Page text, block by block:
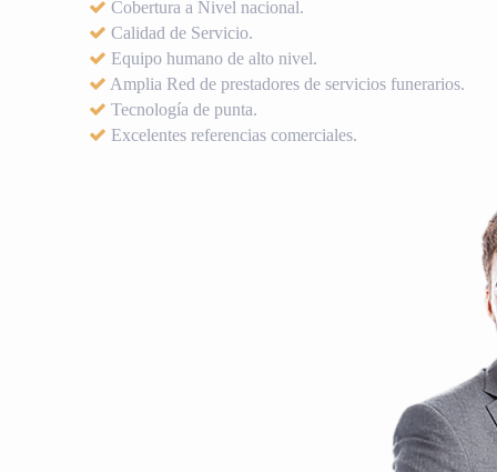
Cobertura a Nivel nacional.
Calidad de Servicio.
Equipo humano de alto nivel.
Amplia Red de prestadores de servicios funerarios.
Tecnología de punta.
Excelentes referencias comerciales.